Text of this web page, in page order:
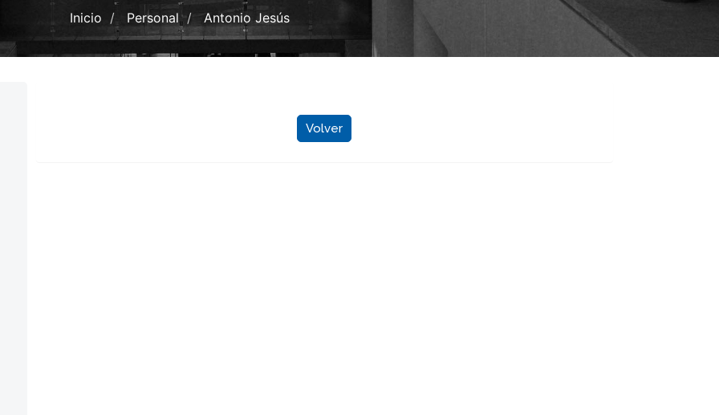
Inicio Personal Antonio Jesús
Volver